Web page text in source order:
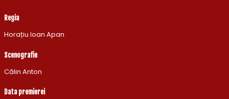
Regia
Horațiu Ioan Apan
Scenografie
Călin Anton
Data premierei